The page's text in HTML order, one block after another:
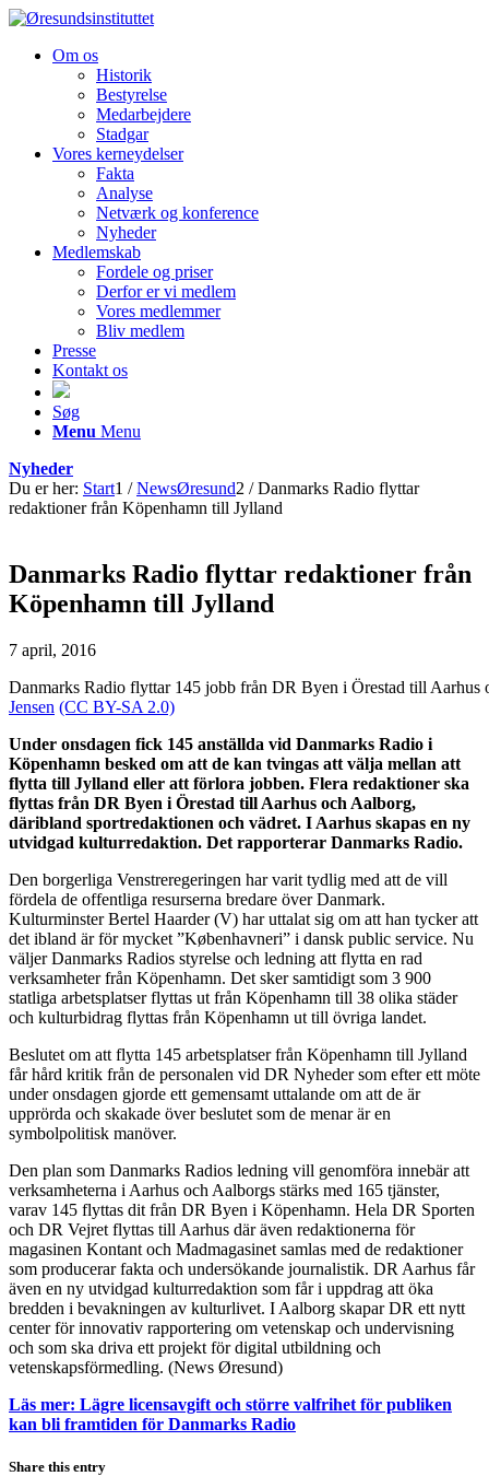
Om os
Historik
Bestyrelse
Medarbejdere
Stadgar
Vores kerneydelser
Fakta
Analyse
Netværk og konference
Nyheder
Medlemskab
Fordele og priser
Derfor er vi medlem
Vores medlemmer
Bliv medlem
Presse
Kontakt os
Søg
Menu Menu
Nyheder
Du er her: Start1 / NewsØresund2 / Danmarks Radio flyttar
redaktioner från Köpenhamn till Jylland
Danmarks Radio flyttar redaktioner från
Köpenhamn till Jylland
7 april, 2016
Danmarks Radio flyttar 145 jobb från DR Byen i Örestad till Aarhus
Jensen (CC BY-SA 2.0)
Under onsdagen fick 145 anställda vid Danmarks Radio i
Köpenhamn besked om att de kan tvingas att välja mellan att
flytta till Jylland eller att förlora jobben. Flera redaktioner ska
flyttas från DR Byen i Örestad till Aarhus och Aalborg,
däribland sportredaktionen och vädret. I Aarhus skapas en ny
utvidgad kulturredaktion. Det rapporterar Danmarks Radio.
Den borgerliga Venstreregeringen har varit tydlig med att de vill
fördela de offentliga resurserna bredare över Danmark.
Kulturminster Bertel Haarder (V) har uttalat sig om att han tycker att
det ibland är för mycket ”Københavneri” i dansk public service. Nu
väljer Danmarks Radios styrelse och ledning att flytta en rad
verksamheter från Köpenhamn. Det sker samtidigt som 3 900
statliga arbetsplatser flyttas ut från Köpenhamn till 38 olika städer
och kulturbidrag flyttas från Köpenhamn ut till övriga landet.
Beslutet om att flytta 145 arbetsplatser från Köpenhamn till Jylland
får hård kritik från de personalen vid DR Nyheder som efter ett möte
under onsdagen gjorde ett gemensamt uttalande om att de är
upprörda och skakade över beslutet som de menar är en
symbolpolitisk manöver.
Den plan som Danmarks Radios ledning vill genomföra innebär att
verksamheterna i Aarhus och Aalborgs stärks med 165 tjänster,
varav 145 flyttas dit från DR Byen i Köpenhamn. Hela DR Sporten
och DR Vejret flyttas till Aarhus där även redaktionerna för
magasinen Kontant och Madmagasinet samlas med de redaktioner
som producerar fakta och undersökande journalistik. DR Aarhus får
även en ny utvidgad kulturredaktion som får i uppdrag att öka
bredden i bevakningen av kulturlivet. I Aalborg skapar DR ett nytt
center för innovativ rapportering om vetenskap och undervisning
och som ska driva ett projekt för digital utbildning och
vetenskapsförmedling. (News Øresund)
Läs mer: Lägre licensavgift och större valfrihet för publiken
kan bli framtiden för Danmarks Radio
Share this entry